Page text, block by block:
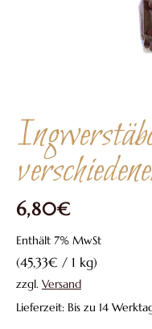
6,80€
Enthält 7% MwSt
(45,33€ / 1 kg)
zzgl. Versand
Lieferzeit: Bis zu 14